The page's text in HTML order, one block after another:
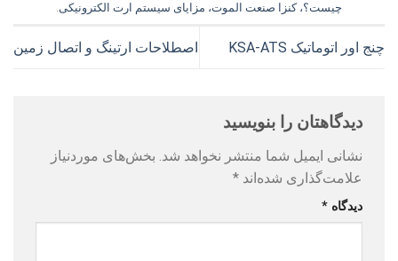
چیست؟، کنزا صنعت الموت، مزایای سیستم ارت الکترونیکی.
چنج اور اتوماتیک KSA-ATS اصطلاحات ارتینگ و اتصال زمین
دیدگاهتان را بنویسید
نشانی ایمیل شما منتشر نخواهد شد. بخش‌های موردنیاز
علامت‌گذاری شده‌اند *
دیدگاه *